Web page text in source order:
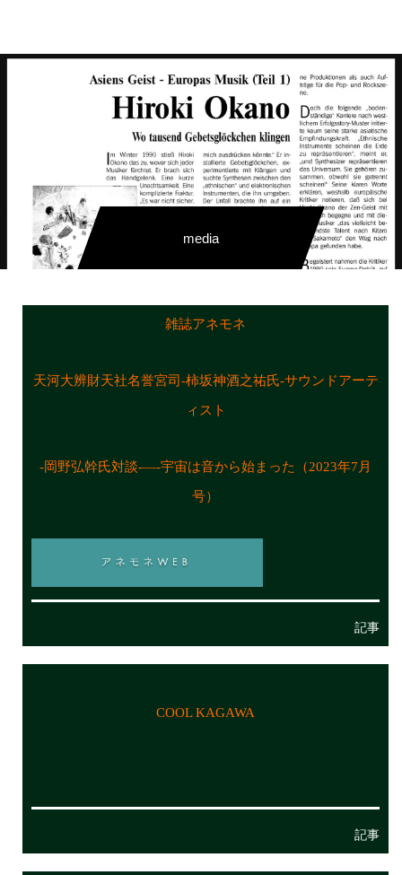
media
雑誌アネモネ
天河大辨財天社名誉宮司-柿坂神酒之祐氏-サウンドアーテ
ィスト
-岡野弘幹氏対談-―-宇宙は音から始まった（2023年7月
号）
記事
COOL KAGAWA
記事